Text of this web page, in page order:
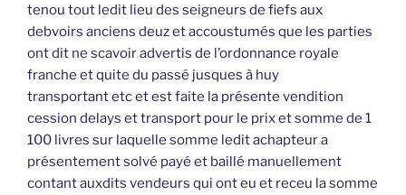
tenou tout ledit lieu des seigneurs de fiefs aux
debvoirs anciens deuz et accoustumés que les parties
ont dit ne scavoir advertis de l’ordonnance royale
franche et quite du passé jusques à huy
transportant etc et est faite la présente vendition
cession delays et transport pour le prix et somme de 1
100 livres sur laquelle somme ledit achapteur a
présentement solvé payé et baillé manuellement
contant auxdits vendeurs qui ont eu et receu la somme